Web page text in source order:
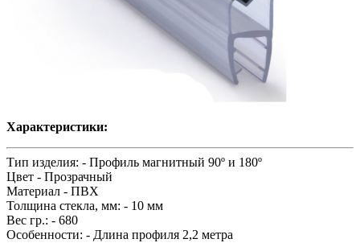
Характеристики:
Тип изделия: - Профиль магнитный 90º и 180º
Цвет - Прозрачный
Материал - ПВХ
Толщина стекла, мм: - 10 мм
Вес гр.: - 680
Особенности: - Длина профиля 2,2 метра